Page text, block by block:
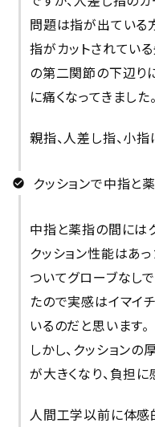
問題は指が出ている
指がカットされてい
の第二関節の下辺り
に痛くなってきました。
親指、人差し指、小
クッションで中指と
中指と薬指の間には
クッション性能はあ
ついてグローブなし
たので実感はイマイ
いるのだと思います。
しかし、クッション
が大きくなり、負担に
人間工学以前に体感